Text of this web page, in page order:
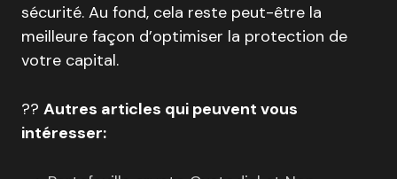
sécurité. Au fond, cela reste peut-être la
meilleure façon d’optimiser la protection de
votre capital.
?‍? Autres articles qui peuvent vous
intéresser: